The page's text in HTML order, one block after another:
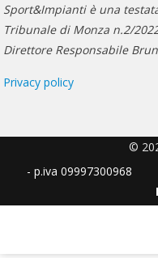
Sport&Impianti è una
Tribunale di Monza n.2/
Direttore Responsabile
Privacy policy
©
- p.iva